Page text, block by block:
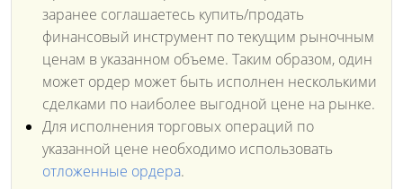
заранее соглашаетесь купить/продать
финансовый инструмент по текущим рыночным
ценам в указанном объеме. Таким образом, один
может ордер может быть исполнен несколькими
сделками по наиболее выгодной цене на рынке.
Для исполнения торговых операций по
указанной цене необходимо использовать
отложенные ордера.